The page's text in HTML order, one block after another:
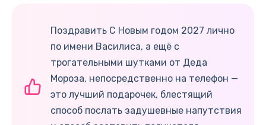
Поздравить С Новым годом 2027 лично
по имени Василиса, а ещё с
трогательными шутками от Деда
Мороза, непосредственно на телефон —
это лучший подарочек, блестящий
способ послать задушевные напутствия